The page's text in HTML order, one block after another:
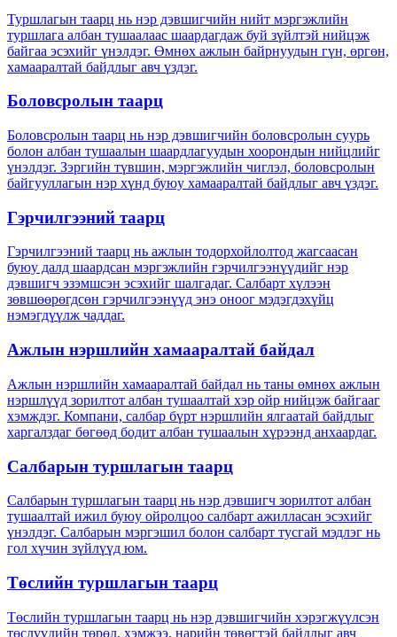
Туршлагын таарц нь нэр дэвшигчийн нийт мэргэжлийн
туршлага албан тушаалаас шаардагдаж буй зүйлтэй нийцэж
байгаа эсэхийг үнэлдэг. Өмнөх ажлын байрнуудын гүн, өргөн,
хамааралтай байдлыг авч үздэг.
Боловсролын таарц
Боловсролын таарц нь нэр дэвшигчийн боловсролын суурь
болон албан тушаалын шаардлагуудын хоорондын нийцлийг
үнэлдэг. Зэргийн түвшин, мэргэжлийн чиглэл, боловсролын
байгууллагын нэр хүнд буюу хамааралтай байдлыг авч үздэг.
Гэрчилгээний таарц
Гэрчилгээний таарц нь ажлын тодорхойлолтод жагсаасан
буюу далд шаардсан мэргэжлийн гэрчилгээнүүдийг нэр
дэвшигч эзэмшсэн эсэхийг шалгадаг. Салбарт хүлээн
зөвшөөрөгдсөн гэрчилгээнүүд энэ оноог мэдэгдэхүйц
нэмэгдүүлж чаддаг.
Ажлын нэршлийн хамааралтай байдал
Ажлын нэршлийн хамааралтай байдал нь таны өмнөх ажлын
нэршлүүд зорилтот албан тушаалтай хэр ойр нийцэж байгааг
хэмждэг. Компани, салбар бүрт нэршлийн ялгаатай байдлыг
харгалздаг бөгөөд бодит албан тушаалын хүрээнд анхаардаг.
Салбарын туршлагын таарц
Салбарын туршлагын таарц нь нэр дэвшигч зорилтот албан
тушаалтай ижил буюу ойролцоо салбарт ажилласан эсэхийг
үнэлдэг. Салбарын мэргэшил болон салбарт тусгай мэдлэг нь
гол хүчин зүйлүүд юм.
Төслийн туршлагын таарц
Төслийн туршлагын таарц нь нэр дэвшигчийн хэрэгжүүлсэн
төслүүдийн төрөл, хэмжээ, нарийн төвөгтэй байдлыг авч